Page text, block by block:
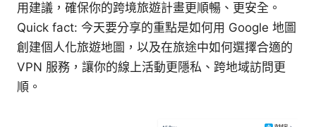
用建議，確保你的跨境旅遊計畫更順暢、更安全。
Quick fact: 今天要分享的重點是如何用 Google 地圖
創建個人化旅遊地圖，以及在旅途中如何選擇合適的
VPN 服務，讓你的線上活動更隱私、跨地域訪問更
順。